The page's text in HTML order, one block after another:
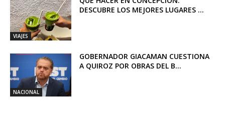
VIAJES
DESCUBRE LOS MEJORES LUGARES ...
NACIONAL
GOBERNADOR GIACAMAN CUESTIONA
A QUIROZ POR OBRAS DEL B...